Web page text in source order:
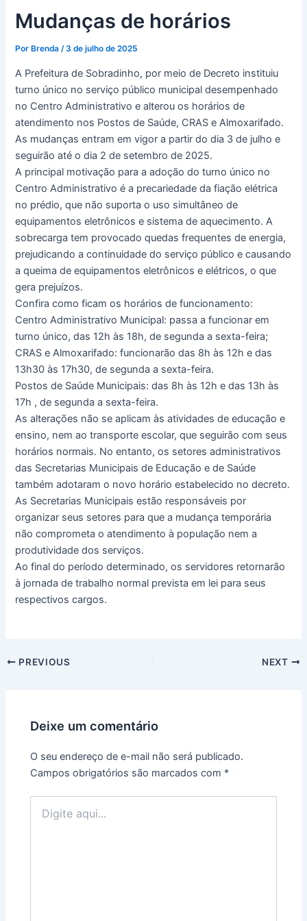
m
Mudanças de horários
Por Brenda/3 de julho de 2025
A Prefeitura de Sobradinho, por meio de Decreto instituiu
turno único no serviço público municipal desempenhado
no Centro Administrativo e alterou os horários de
atendimento nos Postos de Saúde, CRAS e Almoxarifado.
As mudanças entram em vigor a partir do dia 3 de julho e
seguirão até o dia 2 de setembro de 2025.
A principal motivação para a adoção do turno único no
Centro Administrativo é a precariedade da fiação elétrica
no prédio, que não suporta o uso simultâneo de
equipamentos eletrônicos e sistema de aquecimento. A
sobrecarga tem provocado quedas frequentes de energia,
prejudicando a continuidade do serviço público e causando
a queima de equipamentos eletrônicos e elétricos, o que
gera prejuízos.
Confira como ficam os horários de funcionamento:
Centro Administrativo Municipal: passa a funcionar em
turno único, das 12h às 18h, de segunda a sexta-feira;
CRAS e Almoxarifado: funcionarão das 8h às 12h e das
13h30 às 17h30, de segunda a sexta-feira.
Postos de Saúde Municipais: das 8h às 12h e das 13h às
17h , de segunda a sexta-feira.
As alterações não se aplicam às atividades de educação e
ensino, nem ao transporte escolar, que seguirão com seus
horários normais. No entanto, os setores administrativos
das Secretarias Municipais de Educação e de Saúde
também adotaram o novo horário estabelecido no decreto.
As Secretarias Municipais estão responsáveis por
organizar seus setores para que a mudança temporária
não comprometa o atendimento à população nem a
produtividade dos serviços.
Ao final do período determinado, os servidores retornarão
à jornada de trabalho normal prevista em lei para seus
respectivos cargos.
PREVIOUS NEXT
Deixe um comentário
O seu endereço de e-mail não será publicado.
Campos obrigatórios são marcados com *
aqui...